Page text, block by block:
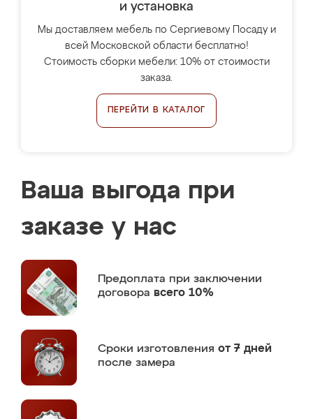
и установка
Мы доставляем мебель по Сергиевому Посаду и
всей Московской области бесплатно!
Стоимость сборки мебели: 10% от стоимости
заказа.
ПЕРЕЙТИ В КАТАЛОГ
Ваша выгода при
заказе у нас
Предоплата при заключении
договора всего 10%
Сроки изготовления от 7 дней
после замера